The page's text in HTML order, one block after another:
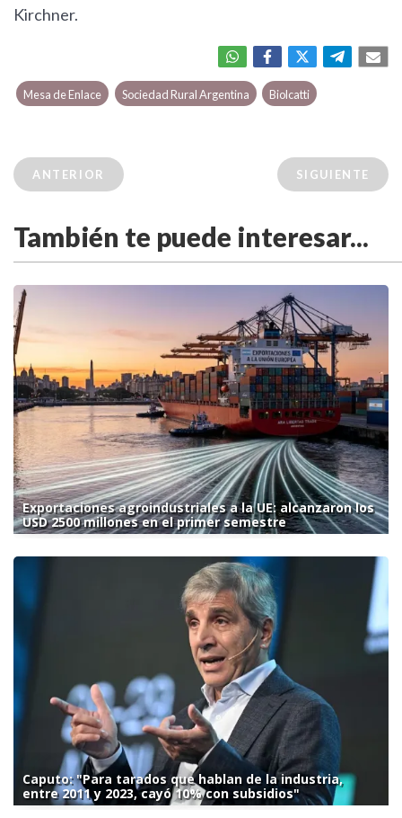
Kirchner.
Mesa de Enlace Sociedad Rural Argentina Biolcatti
ANTERIOR SIGUIENTE
También te puede interesar...
Exportaciones agroindustriales a la UE: alcanzaron los
USD 2500 millones en el primer semestre
Caputo: "Para tarados que hablan de la industria,
entre 2011 y 2023, cayó 10% con subsidios"